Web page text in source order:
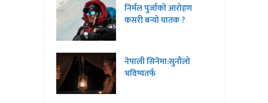
निर्मल पुर्जाको आरोहण
कसरी बन्यो घातक ?
नेपाली सिनेमा:सुनौलो
भविष्यतर्फ